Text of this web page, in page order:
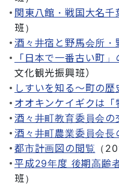
関東八館・戦国大名千
班）
酒々井宿と野馬会所・
「日本で一番古い町
文化観光振興班）
しすいを知る～町の歴
オオキンケイギクは
酒々井町教育委員会
酒々井町農業委員会
都市計画図の閲覧 （
平成29年度 後期高齢
班）